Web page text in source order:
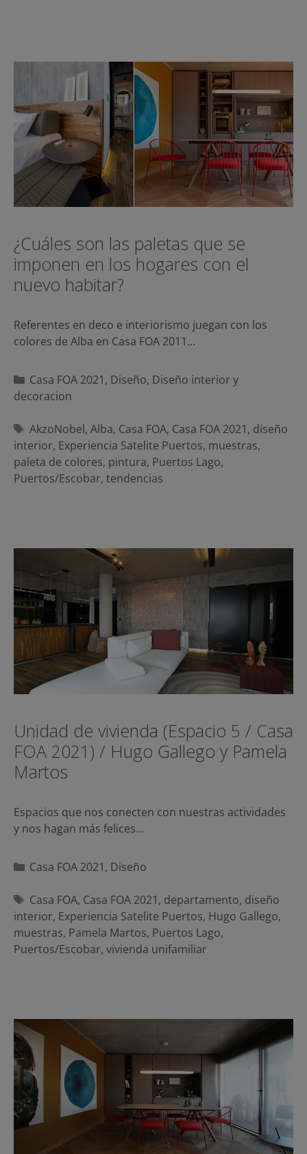
¿Cuáles son las paletas que se
imponen en los hogares con el
nuevo habitar?
Referentes en deco e interiorismo juegan con los
colores de Alba en Casa FOA 2011…
Categorías
Casa FOA 2021, Diseño, Diseño interior y
decoracion
Etiquetas
AkzoNobel, Alba, Casa FOA, Casa FOA 2021, diseño
interior, Experiencia Satelite Puertos, muestras,
paleta de colores, pintura, Puertos Lago,
Puertos/Escobar, tendencias
Unidad de vivienda (Espacio 5 / Casa
FOA 2021) / Hugo Gallego y Pamela
Martos
Espacios que nos conecten con nuestras actividades
y nos hagan más felices…
Categorías
Casa FOA 2021, Diseño
Etiquetas
Casa FOA, Casa FOA 2021, departamento, diseño
interior, Experiencia Satelite Puertos, Hugo Gallego,
muestras, Pamela Martos, Puertos Lago,
Puertos/Escobar, vivienda unifamiliar